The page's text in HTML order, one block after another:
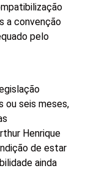
a convenção
pelo
ou seis meses,
Henrique
de estar
ainda